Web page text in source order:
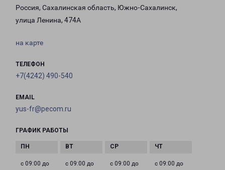
Россия, Сахалинская область, Южно-Сахалинск,
улица Ленина, 474А
на карте
ТЕЛЕФОН
+7(4242) 490-540
EMAIL
yus-fr@pecom.ru
ГРАФИК РАБОТЫ
с 09:00 до
с 09:00 до
с 09:00 до
с 09:00 до